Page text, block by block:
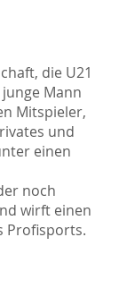
die U21
Mann
Mitspieler,
und
einen
noch
wirft einen
Profisports.